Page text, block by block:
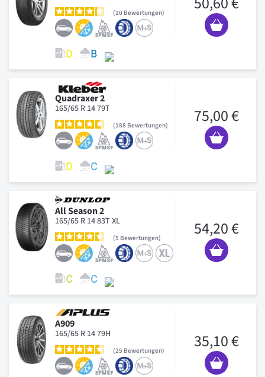
10 Bewertungen
Quadraxer 2
165/65 R 14 79T
188 Bewertungen 75,00 €
All Season 2
165/65 R 14 83T XL
5 Bewertungen 54,20 €
A909
165/65 R 14 79H
25 Bewertungen 35,10 €